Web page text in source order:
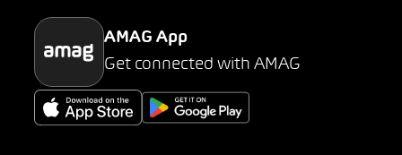
AMAG App
Get connected with AMAG